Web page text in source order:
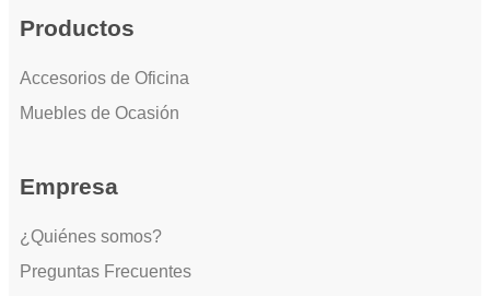
Productos
Accesorios de Oficina
Muebles de Ocasión
Empresa
¿Quiénes somos?
Preguntas Frecuentes